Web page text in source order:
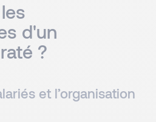
d'un
?
et l’organisation